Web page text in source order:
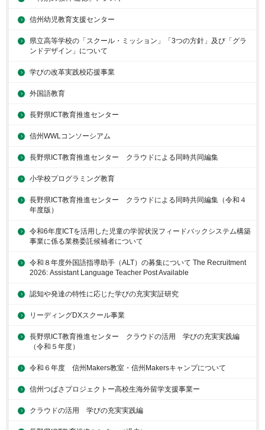
信州幼児教育支援センター
県立高等学校の「スクール・ミッション」「3つの方針」及び「グラ
ンドデザイン」について
学びの改革実践校応援事業
外国語教育
長野県ICT教育推進センター
信州WWLコンソーシアム
長野県ICT教育推進センター クラウドによる同時共同編集
小学校プログラミング教育
長野県ICT教育推進センター クラウドによる同時共同編集（令和４
年度版）
令和6年度ICTを活用した児童の学習状況フィードバックシステム構築
事業に係る業務委託候補者について
令和８年度外国語指導助手（ALT）の募集について The Recruitment
2026: Assistant Language Teacher Post Available
認知や発達の特性に応じた学びの充実実証研究
リーディングDXスクール事業
長野県ICT教育推進センター クラウドの活用 学びの充実実践編
（令和５年度）
令和６年度 信州Makers教室・信州Makersキャンプについて
信州つばさプロジェクトー高校生海外留学支援事業ー
クラウドの活用 学びの充実実践編